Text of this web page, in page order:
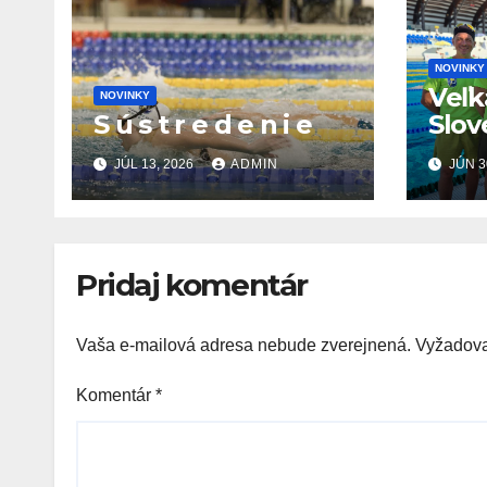
NOVINKY
S ú s t r e d e n i e
JÚL 13, 2026 ADMIN
NOVINKY
Prix
SRJÚN
Pridaj komentár
Vaša e-mailová adresa nebude zverejnená.
Komentár *